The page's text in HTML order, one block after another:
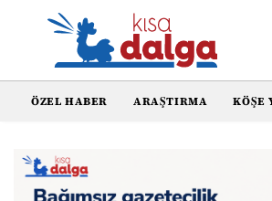
ÖZEL HABER ARAŞTIRMA KÖŞE